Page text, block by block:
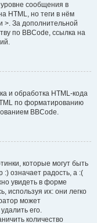
сообщения в
HTML, но теги в нём
>. За дополнительной
по BBCode, ссылка на
и обработка HTML-кода
по форматированию
BBCode.
которые могут быть
означает радость, а :(
увидеть в форме
используя их: они легко
может
его.
количество